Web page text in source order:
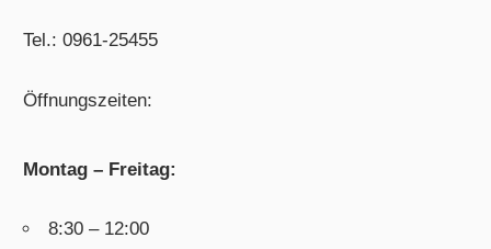
Tel.: 0961-25455
Öffnungszeiten:
Montag – Freitag:
8:30 – 12:00